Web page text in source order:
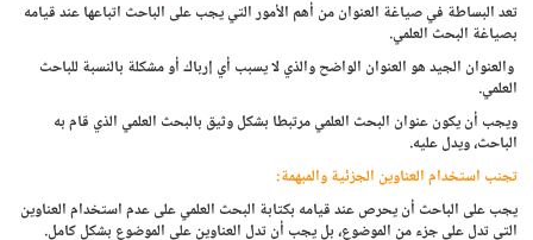
تعد البساطة في صياغة العنوان من أهم الأمور التي يجب على الباحث اتباعها عند قيامه
بصياغة البحث العلمي.
والعنوان الجيد هو العنوان الواضح والذي لا يسبب أي إرباك أو مشكلة بالنسبة للباحث
العلمي.
ويجب أن يكون عنوان البحث العلمي مرتبطا بشكل وثيق بالبحث العلمي الذي قام به
الباحث، ويدل عليه.
تجنب استخدام العناوين الجزئية والمبهمة:
يجب على الباحث أن يحرص عند قيامه بكتابة البحث العلمي على عدم استخدام العناوين
التي تدل على جزء من الموضوع، بل يجب أن تدل العناوين على الموضوع بشكل كامل.